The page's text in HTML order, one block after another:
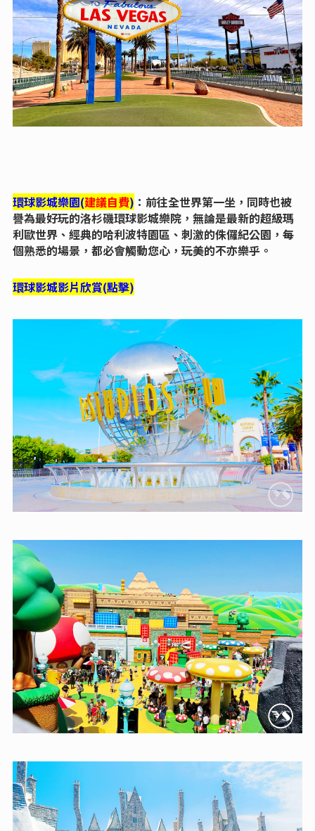
環球影城樂園(建議自費) ：前往全世界第一坐，同時也被
譽為最好玩的洛杉磯環球影城樂院，無論是最新的超級瑪
利歐世界、經典的哈利波特園區、刺激的侏儸紀公園，每
個熟悉的場景，都必會觸動您心，玩美的不亦樂乎。
環球影城影片欣賞(點擊)